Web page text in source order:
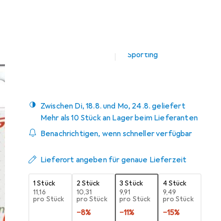
Sporting
Zwischen Di, 18.8. und Mo, 24.8. geliefert
Mehr als 10 Stück an Lager beim Lieferanten
Benachrichtigen, wenn schneller verfügbar
Lieferort angeben für genaue Lieferzeit
1 Stück
EUR
11,16
pro Stück
2 Stück
EUR
10,31
pro Stück
−8%
3 Stück
EUR
9,91
pro Stück
−11%
4 Stück
EUR
9,49
pro Stück
−15%